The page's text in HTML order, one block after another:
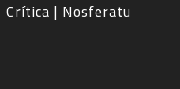
Crítica | Ghostbusters: